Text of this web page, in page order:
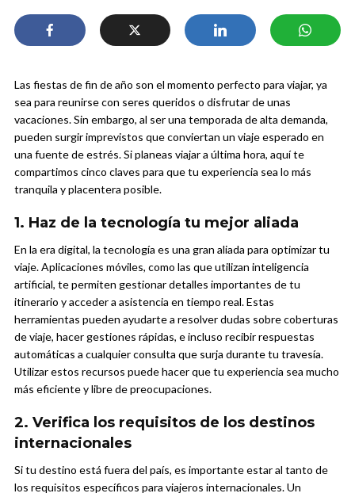
Las fiestas de fin de año son el momento perfecto para viajar, ya
sea para reunirse con seres queridos o disfrutar de unas
vacaciones. Sin embargo, al ser una temporada de alta demanda,
pueden surgir imprevistos que conviertan un viaje esperado en
una fuente de estrés. Si planeas viajar a última hora, aquí te
compartimos cinco claves para que tu experiencia sea lo más
tranquila y placentera posible.
1. Haz de la tecnología tu mejor aliada
En la era digital, la tecnología es una gran aliada para optimizar tu
viaje. Aplicaciones móviles, como las que utilizan inteligencia
artificial, te permiten gestionar detalles importantes de tu
itinerario y acceder a asistencia en tiempo real. Estas
herramientas pueden ayudarte a resolver dudas sobre coberturas
de viaje, hacer gestiones rápidas, e incluso recibir respuestas
automáticas a cualquier consulta que surja durante tu travesía.
Utilizar estos recursos puede hacer que tu experiencia sea mucho
más eficiente y libre de preocupaciones.
2. Verifica los requisitos de los destinos
internacionales
Si tu destino está fuera del país, es importante estar al tanto de
los requisitos específicos para viajeros internacionales. Un